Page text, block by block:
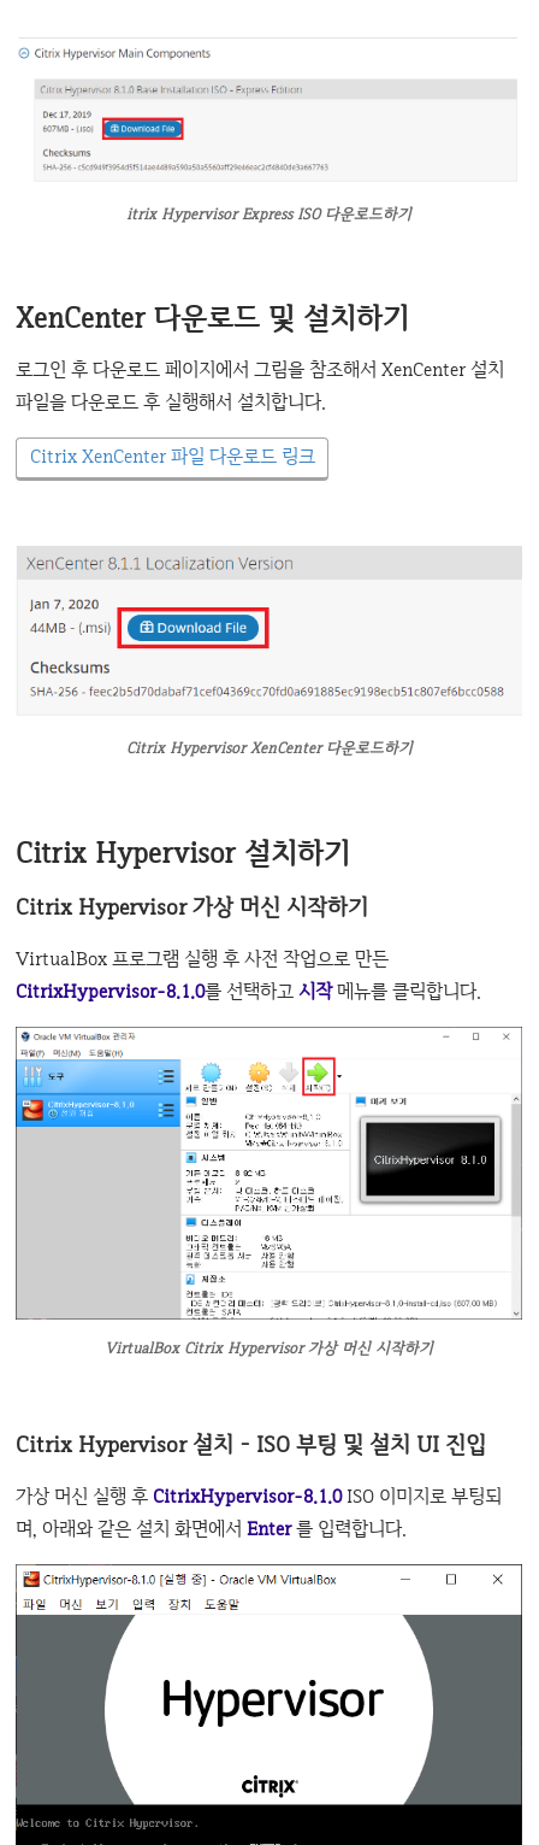
itrix Hypervisor Express ISO 다운로드하기
XenCenter 다운로드 및 설치하기
로그인 후 다운로드 페이지에서 그림을 참조해서 XenCenter 설치
파일을 다운로드 후 실행해서 설치합니다.
Citrix XenCenter 파일 다운로드 링크
Citrix Hypervisor XenCenter 다운로드하기
Citrix Hypervisor 설치하기
Citrix Hypervisor 가상 머신 시작하기
VirtualBox 프로그램 실행 후 사전 작업으로 만든
CitrixHypervisor-8.1.0를 선택하고 시작메뉴를 클릭합니다.
VirtualBox Citrix Hypervisor 가상 머신 시작하기
Citrix Hypervisor 설치 - ISO 부팅 및 설치 UI 진입
가상 머신 실행 후 CitrixHypervisor-8.1.0ISO 이미지로 부팅되
며, 아래와 같은 설치 화면에서Enter를 입력합니다.